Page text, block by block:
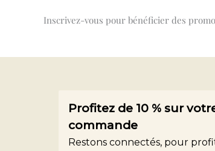
Inscrivez-vous pour bénéficier des
Profitez de 10 % sur
commande
Restons connectés, pour